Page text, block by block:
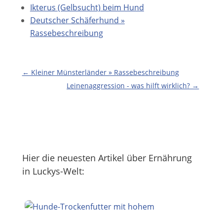
Ikterus (Gelbsucht) beim Hund
Deutscher Schäferhund »
Rassebeschreibung
← Kleiner Münsterländer » Rassebeschreibung
Leinenaggression - was hilft wirklich? →
Hier die neuesten Artikel über Ernährung
in Luckys-Welt: